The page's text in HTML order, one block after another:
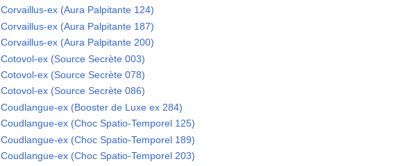
Corvaillus-ex (Aura Palpitante 124)
Corvaillus-ex (Aura Palpitante 187)
Corvaillus-ex (Aura Palpitante 200)
Cotovol-ex (Source Secrète 003)
Cotovol-ex (Source Secrète 078)
Cotovol-ex (Source Secrète 086)
Coudlangue-ex (Booster de Luxe ex 284)
Coudlangue-ex (Choc Spatio-Temporel 125)
Coudlangue-ex (Choc Spatio-Temporel 189)
Coudlangue-ex (Choc Spatio-Temporel 203)